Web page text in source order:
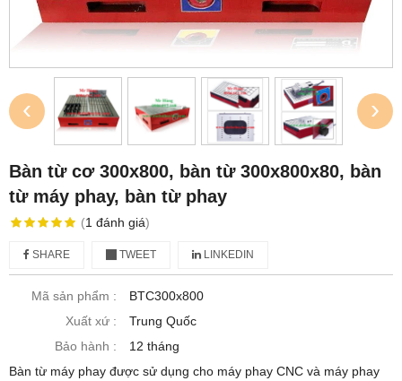
‹ ›
Bàn từ cơ 300x800, bàn từ 300x800x80, bàn
từ máy phay, bàn từ phay
(1 đánh giá)
SHARE TWEET LINKEDIN
Mã sản phẩm :
BTC300x800
Xuất xứ :
Trung Quốc
Bảo hành :
12 tháng
Bàn từ máy phay được sử dụng cho máy phay CNC và máy phay